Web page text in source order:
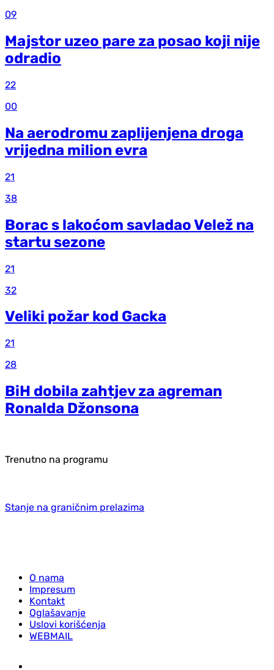
09
Majstor uzeo pare za posao koji nije
odradio
22
00
Na aerodromu zaplijenjena droga
vrijedna milion evra
21
38
Borac s lakoćom savladao Velež na
startu sezone
21
32
Veliki požar kod Gacka
21
28
BiH dobila zahtjev za agreman
Ronalda Džonsona
Trenutno na programu
Stanje na graničnim prelazima
O nama
Impresum
Kontakt
Oglašavanje
Uslovi korišćenja
WEBMAIL